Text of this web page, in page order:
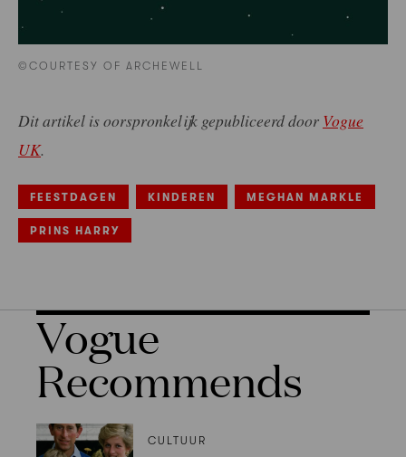
©COURTESY OF ARCHEWELL
Dit artikel is oorspronkelijk gepubliceerd door Vogue
UK.
FEESTDAGEN KINDEREN MEGHAN MARKLE
PRINS HARRY
Vogue
Recommends
CULTUUR